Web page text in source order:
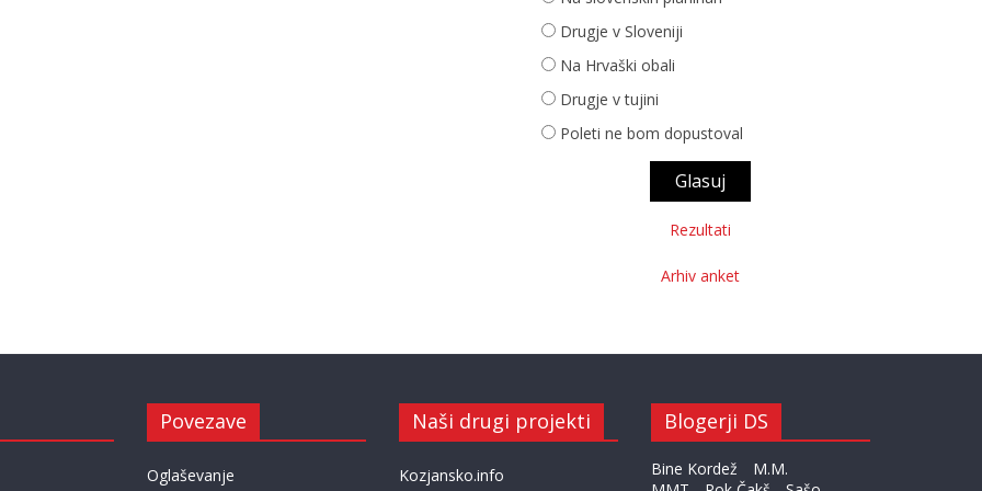
Drugje v Sloveniji
Na Hrvaški obali
Drugje v tujini
Poleti ne bom dopustoval
Rezultati
Arhiv anket
Povezave
Oglaševanje
Naši drugi projekti
Kozjansko.info
Blogerji DS
Bine Kordež
M.M.